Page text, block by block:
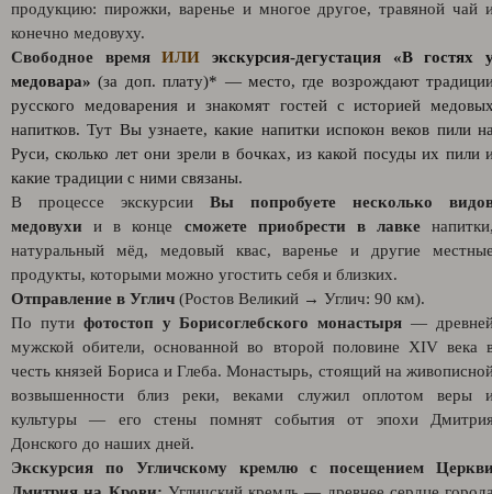
продукцию: пирожки, варенье и многое другое, травяной чай
конечно медовуху.
Свободное время
ИЛИэкскурсия-дегустация «В гостях
медовара»(за доп. плату)* — место, где возрождают
русского медоварения и знакомят гостей с историей
напитков. Тут Вы узнаете, какие напитки испокон веков пили
Руси, сколько лет они зрели в бочках, из какой посуды их пили
какие традиции с ними связаны.
В процессе экскурсии Вы попробуете несколько
медовухи и в конце сможете приобрести в лавке
натуральный мёд, медовый квас, варенье и другие
продукты, которыми можно угостить себя и близких.
Отправление в Углич (Ростов Великий → Углич: 90 км).
По пути фотостоп у Борисоглебского монастыря —
мужской обители, основанной во второй половине XIV века
честь князей Бориса и Глеба. Монастырь, стоящий на
возвышенности близ реки, веками служил оплотом веры
культуры — его стены помнят события от эпохи
Донского до наших дней.
Экскурсия по Угличскому кремлю с посещением